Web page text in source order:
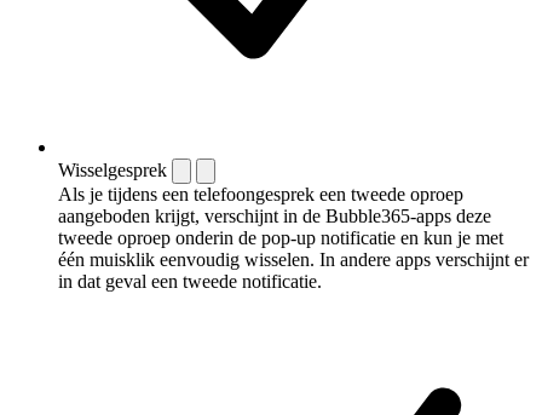
Wisselgesprek
Als je tijdens een telefoongesprek een tweede oproep
aangeboden krijgt, verschijnt in de Bubble365-apps deze
tweede oproep onderin de pop-up notificatie en kun je met
één muisklik eenvoudig wisselen. In andere apps verschijnt er
in dat geval een tweede notificatie.